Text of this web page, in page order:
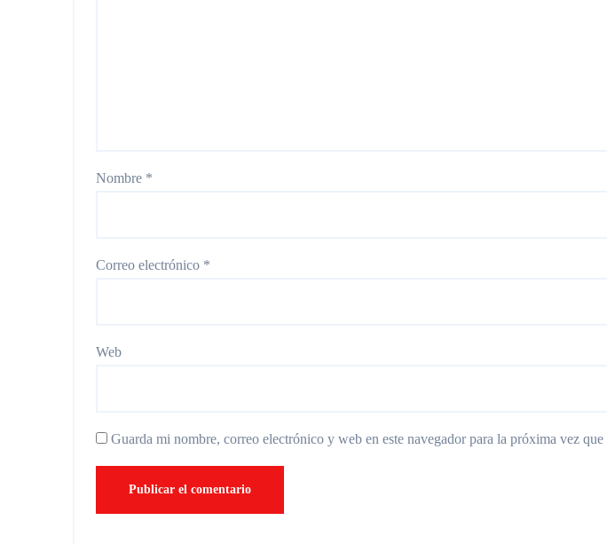
Nombre *
Correo electrónico *
Web
Guarda mi nombre, correo electrónico y web en este navegador para la próxima vez que